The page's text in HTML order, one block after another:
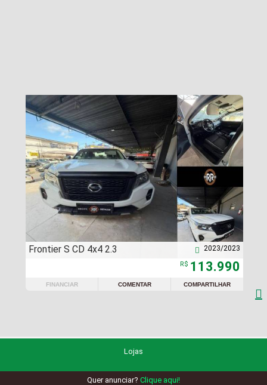
Frontier S CD 4x4 2.3 2023/2023

R$ 113.990
FINANCIAR COMENTAR COMPARTILHAR

Lojas
Quer anunciar? Clique aqui!